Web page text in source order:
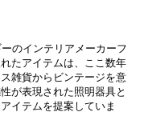
のインテリアメーカーフ
たアイテムは、ここ数年
雑貨からビンテージを意
が表現された照明器具と
イテムを提案していま